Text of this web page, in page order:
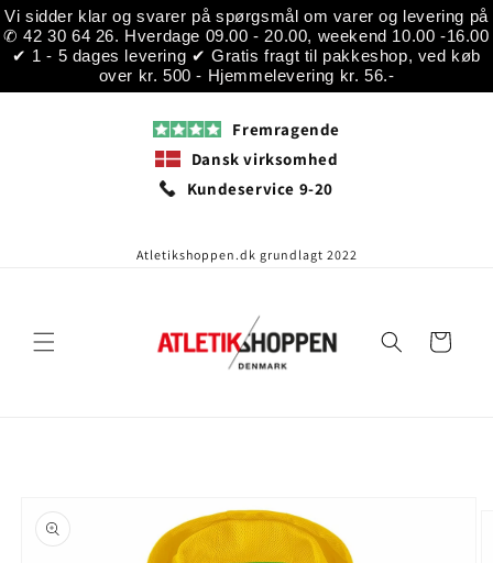
Vi sidder klar og svarer på spørgsmål om varer og levering på
✆ 42 30 64 26. Hverdage 09.00 - 20.00, weekend 10.00 -16.00
✔ 1 - 5 dages levering ✔ Gratis fragt til pakkeshop, ved køb
over kr. 500 - Hjemmelevering kr. 56.-
Gå til
indhold
Fremragende
Dansk virksomhed
Kundeservice 9-20
Atletikshoppen.dk grundlagt 2022
Indkøbskurv